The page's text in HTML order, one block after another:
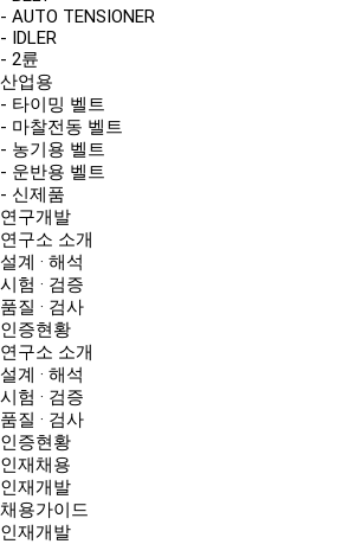
- AUTO TENSIONER
- IDLER
- 2륜
산업용
- 타이밍 벨트
- 마찰전동 벨트
- 농기용 벨트
- 운반용 벨트
- 신제품
연구개발
연구소 소개
설계 · 해석
시험 · 검증
품질 · 검사
인증현황
연구소 소개
설계 · 해석
시험 · 검증
품질 · 검사
인증현황
인재채용
인재개발
채용가이드
인재개발